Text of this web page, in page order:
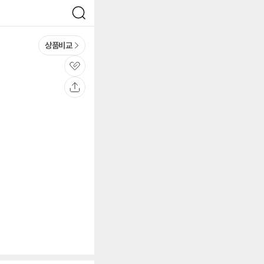
검
색
상품비교
관
심